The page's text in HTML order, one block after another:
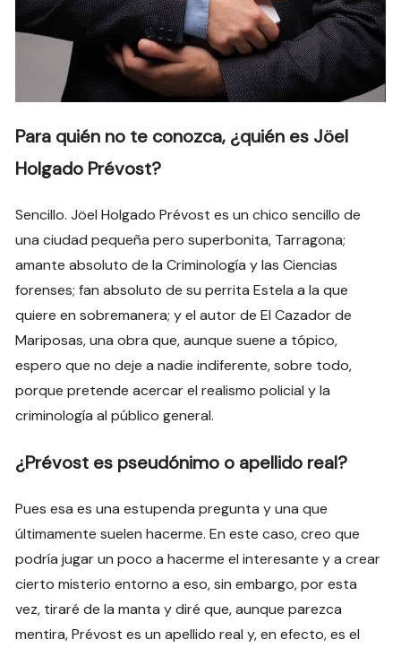
Para quién no te conozca, ¿quién es Jöel
Holgado Prévost?
Sencillo. Jöel Holgado Prévost es un chico sencillo de
una ciudad pequeña pero superbonita, Tarragona;
amante absoluto de la Criminología y las Ciencias
forenses; fan absoluto de su perrita Estela a la que
quiere en sobremanera; y el autor de El Cazador de
Mariposas, una obra que, aunque suene a tópico,
espero que no deje a nadie indiferente, sobre todo,
porque pretende acercar el realismo policial y la
criminología al público general.
¿Prévost es pseudónimo o apellido real?
Pues esa es una estupenda pregunta y una que
últimamente suelen hacerme. En este caso, creo que
podría jugar un poco a hacerme el interesante y a crear
cierto misterio entorno a eso, sin embargo, por esta
vez, tiraré de la manta y diré que, aunque parezca
mentira, Prévost es un apellido real y, en efecto, es el